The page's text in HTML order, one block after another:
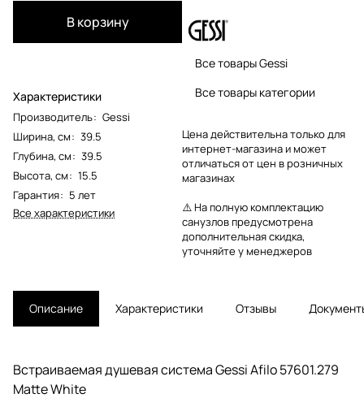
В корзину
Характеристики
Производитель: Gessi
Ширина, см: 39.5
Глубина, см: 39.5
Высота, см: 15.5
Гарантия: 5 лет
Все характеристики
Все товары Gessi
Все товары категории
Цена действительна только для
интернет-магазина и может
отличаться от цен в розничных
магазинах
⚠️ На полную комплектацию
санузлов предусмотрена
дополнительная скидка,
уточняйте у менеджеров
Описание Характеристики Отзывы
Встраиваемая душевая система Gessi Afilo 57601.279
Matte White